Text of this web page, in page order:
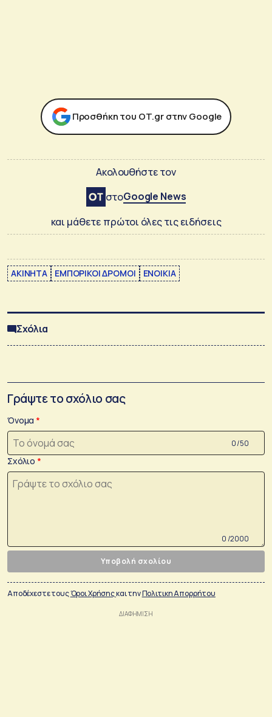
Προσθήκη του ΟΤ.gr στην Google
Ακολουθήστε τον
στοGoogle News
και μάθετε πρώτοι όλες τις ειδήσεις
ΑΚΙΝΗΤΑ ΕΜΠΟΡΙΚΟΙ ΔΡΟΜΟΙ ΕΝΟΙΚΙΑ
Σχόλια
Γράψτε το σχόλιο σας
Όνομα
0 /50
Σχόλιο
0 /2000
Υποβολή σχολίου
Αποδέχεστε τουςΌροι Χρήσηςκαι τηνΠολιτικη Απορρήτου